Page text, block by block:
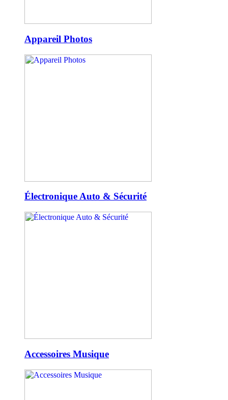
Appareil Photos
Électronique Auto & Sécurité
Accessoires Musique